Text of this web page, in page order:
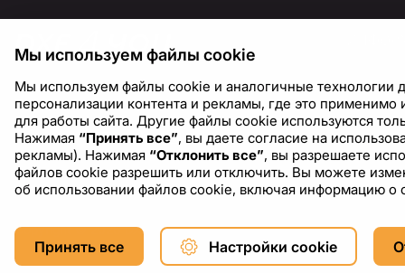
Блог
Copyright © 2026 DXF4YOU.
Мы используем файлы cookie
Мы используем файлы cookie и аналогичные технологии
персонализации контента и рекламы, где это
для работы сайта. Другие файлы cookie используются
Нажимая “Принять все”, вы даете согласие на
рекламы). Нажимая “Отклонить все”, вы разрешаете
файлов cookie разрешить или отключить. Вы можете
об использовании файлов cookie, включая информацию о
Принять все Настройки cookie